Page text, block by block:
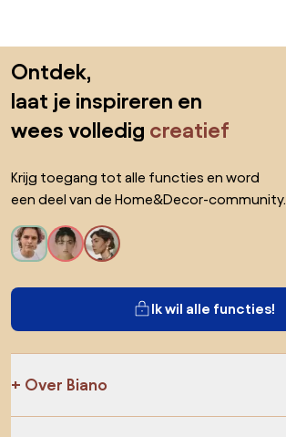
Ontdek,
laat je inspireren en
wees volledig creatief
Krijg toegang tot alle functies en word
een deel van de Home&Decor-community.
Ik wil alle functies!
Over Biano